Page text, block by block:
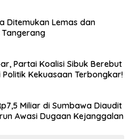
Ditemukan Lemas dan
Tangerang
Partai Koalisi Sibuk Berebut
Kekuasaan Terbongkar!
Miliar di Sumbawa Diaudit
Awasi Dugaan Kejanggalan